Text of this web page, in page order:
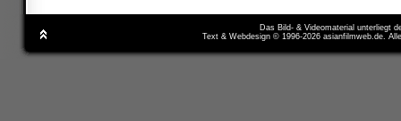
Das Bild- & Videomaterial unterliegt
Text & Webdesign © 1996-2026 asianfilmweb.de.